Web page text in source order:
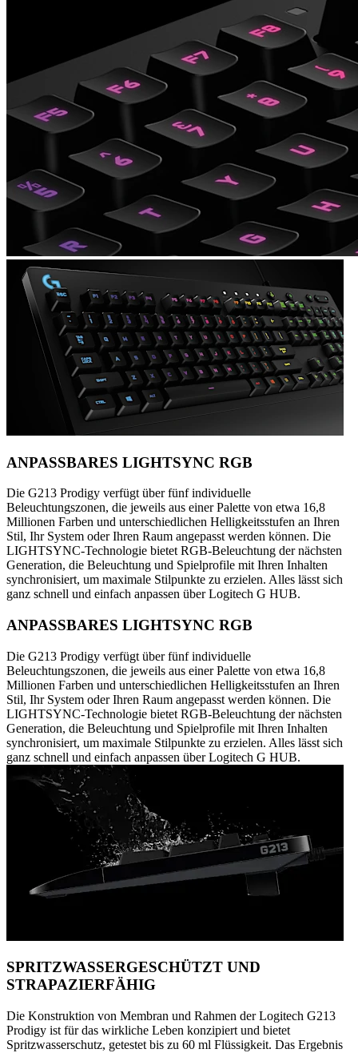
ANPASSBARES LIGHTSYNC RGB
Die G213 Prodigy verfügt über fünf individuelle
Beleuchtungszonen, die jeweils aus einer Palette von etwa 16,8
Millionen Farben und unterschiedlichen Helligkeitsstufen an Ihren
Stil, Ihr System oder Ihren Raum angepasst werden können. Die
LIGHTSYNC-Technologie bietet RGB-Beleuchtung der nächsten
Generation, die Beleuchtung und Spielprofile mit Ihren Inhalten
synchronisiert, um maximale Stilpunkte zu erzielen. Alles lässt sich
ganz schnell und einfach anpassen über Logitech G HUB.
ANPASSBARES LIGHTSYNC RGB
Die G213 Prodigy verfügt über fünf individuelle
Beleuchtungszonen, die jeweils aus einer Palette von etwa 16,8
Millionen Farben und unterschiedlichen Helligkeitsstufen an Ihren
Stil, Ihr System oder Ihren Raum angepasst werden können. Die
LIGHTSYNC-Technologie bietet RGB-Beleuchtung der nächsten
Generation, die Beleuchtung und Spielprofile mit Ihren Inhalten
synchronisiert, um maximale Stilpunkte zu erzielen. Alles lässt sich
ganz schnell und einfach anpassen über Logitech G HUB.
SPRITZWASSERGESCHÜTZT UND
STRAPAZIERFÄHIG
Die Konstruktion von Membran und Rahmen der Logitech G213
Prodigy ist für das wirkliche Leben konzipiert und bietet
Spritzwasserschutz, getestet bis zu 60 ml Flüssigkeit. Das Ergebnis